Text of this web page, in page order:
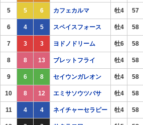
5 5 6 カフェカルマ 牡4 57
6 4 5 スペイスフォース 牡4 58
7 3 3 ヨドノドリーム 牡6 58
8 8 13 ブレットフライ 牡4 58
9 6 8 セイウンガレオン 牡4 58
10 8 12 エミサソウツバサ 牡4 58
11 4 4 ネイチャーセラピー 牡4 58